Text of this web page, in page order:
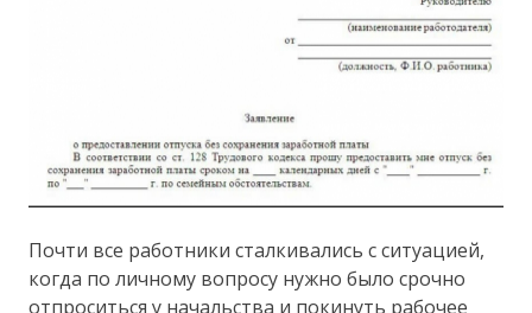
Почти все работники сталкивались с ситуацией,
когда по личному вопросу нужно было срочно
отпроситься у начальства и покинуть рабочее